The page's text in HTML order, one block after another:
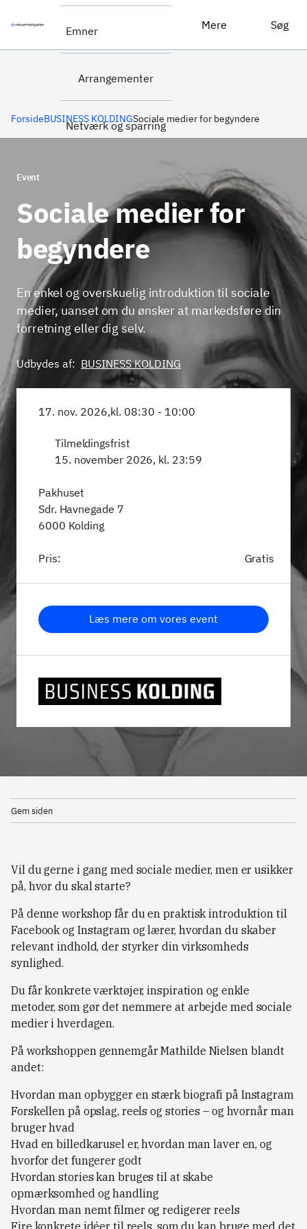
Emner
Arrangementer
Netværk og sparring
Mere Søg
event
ForsideBUSINESS KOLDINGSociale medier for begyndere
Event
Sociale medier for
begyndere
En enkel og overskuelig introduktion til sociale
medier, uanset om du ønsker at markedsføre din
forretning eller dig selv.
Udbydes af: BUSINESS KOLDING
17. nov. 2026,kl. 08:30 - 10:00
Tilmeldingsfrist
15. november 2026, kl. 23:59
Pakhuset
Sdr. Havnegade 7
6000 Kolding
Pris: Gratis
Læs mere om vores event
Gem siden
Vil du gerne i gang med sociale medier, men er usikker
på, hvor du skal starte?
På denne workshop får du en praktisk introduktion til
Facebook og Instagram og lærer, hvordan du skaber
relevant indhold, der styrker din virksomheds
synlighed.
Du får konkrete værktøjer, inspiration og enkle
metoder, som gør det nemmere at arbejde med sociale
medier i hverdagen.
På workshoppen gennemgår Mathilde Nielsen blandt
andet:
Hvordan man opbygger en stærk biografi på Instagram
Forskellen på opslag, reels og stories – og hvornår man
bruger hvad
Hvad en billedkarusel er, hvordan man laver en, og
hvorfor det fungerer godt
Hvordan stories kan bruges til at skabe
opmærksomhed og handling
Hvordan man nemt filmer og redigerer reels
Fire konkrete idéer til reels, som du kan bruge med det